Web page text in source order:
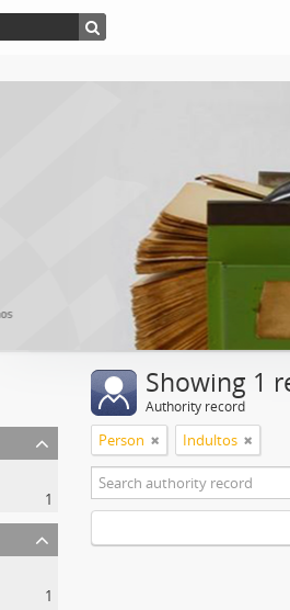
1
1
Showing 1
Authority record
Person Indultos